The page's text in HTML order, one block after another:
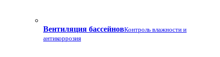
Вентиляция бассейновКонтроль влажности и
антикоррозия